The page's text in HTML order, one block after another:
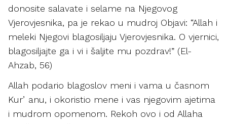
donosite salavate i selame na Njegovog
Vjerovjesnika, pa je rekao u mudroj Objavi: “Allah i
meleki Njegovi blagosiljaju Vjerovjesnika. O vjernici,
blagosiljajte ga i vi i šaljite mu pozdrav!” (El-
Ahzab, 56)
Allah podario blagoslov meni i vama u časnom
Kurʼanu, i okoristio mene i vas njegovim ajetima
i mudrom opomenom. Rekoh ovo i od Allaha